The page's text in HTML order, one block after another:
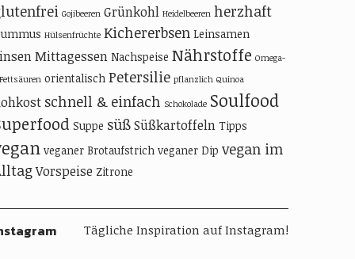
Gojibeeren Grünkohl Heidelbeeren herzhaft
Hülsenfrüchte Kichererbsen Leinsamen
Mittagessen Nachspeise Nährstoffe Omega-
orientalisch Petersilie pflanzlich Quinoa
schnell & einfach Schokolade Soulfood
Suppe süßSüßkartoffeln Tipps
veganer Brotaufstrich veganer Dip vegan im
Vorspeise Zitrone
Tägliche Inspiration auf Instagram!